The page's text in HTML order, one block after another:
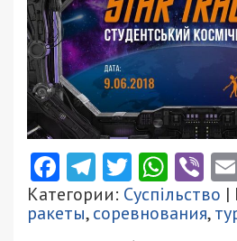
Facebook
Telegram
Twitter
Категории: Суспільство |
ракеты,соревнования,